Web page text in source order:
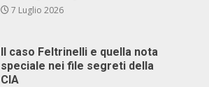
7 Luglio 2026
Il caso Feltrinelli e quella nota
speciale nei file segreti della
CIA